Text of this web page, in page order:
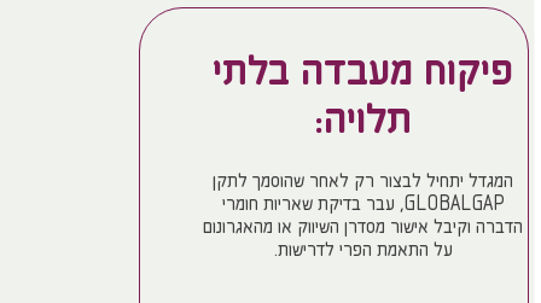
פיקוח מעבדה בלתי
תלויה:
המגדל יתחיל לבצור רק לאחר שהוסמך לתקן
GLOBALGAP, עבר בדיקת שאריות חומרי
הדברה וקיבל אישור מסדרן השיווק או מהאגרונום
על התאמת הפרי לדרישות.